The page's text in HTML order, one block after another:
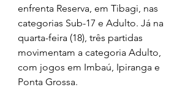
enfrenta Reserva, em Tibagi, nas
categorias Sub-17 e Adulto. Já na
quarta-feira (18), três partidas
movimentam a categoria Adulto,
com jogos em Imbaú, Ipiranga e
Ponta Grossa.